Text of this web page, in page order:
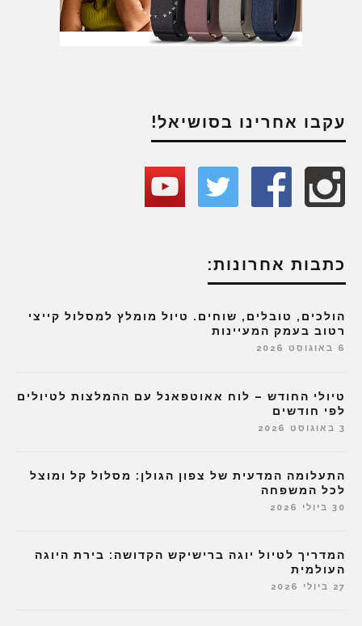
עקבו אחרינו בסושיאל!
כתבות אחרונות:
הולכים, טובלים, שוחים. טיול מומלץ למסלול קייצי
רטוב בעמק המעיינות
6 באוגוסט 2026
טיולי החודש – לוח אאוטפאנל עם ההמלצות לטיולים
לפי חודשים
3 באוגוסט 2026
התעלומה המדעית של צפון הגולן: מסלול קל ומוצל
לכל המשפחה
30 ביולי 2026
המדריך לטיול יוגה ברישיקש הקדושה: בירת היוגה
העולמית
27 ביולי 2026